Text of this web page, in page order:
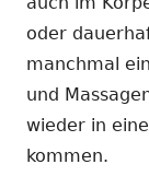
oder
manchmal
und
wieder in
kommen.